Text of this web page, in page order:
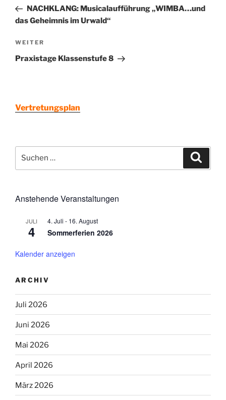
Beitrag
NACHKLANG: Musicalaufführung „WIMBA…und
das Geheimnis im Urwald“
Nächster
Beitrag
WEITER
Praxistage Klassenstufe 8
Vertretungsplan
nach:
Anstehende Veranstaltungen
JULI
4
4. Juli - 16. August
Sommerferien 2026
Kalender anzeigen
ARCHIV
Juli 2026
Juni 2026
Mai 2026
April 2026
März 2026